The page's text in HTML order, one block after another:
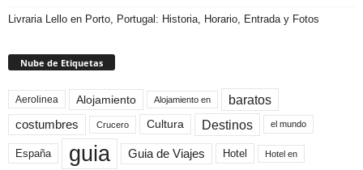
Livraria Lello en Porto, Portugal: Historia, Horario, Entrada y Fotos
Nube de Etiquetas
Aerolinea Alojamiento Alojamiento en baratos
costumbres Crucero Cultura Destinos el mundo
España guia Guia de Viajes Hotel Hotel en